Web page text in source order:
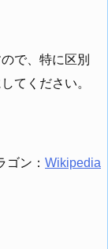
で、特に区別
てください。
ゴン： Wikipedia